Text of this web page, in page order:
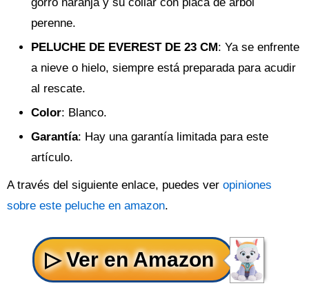
perenne.
PELUCHE DE EVEREST DE 23 CM: Ya se enfrente
a nieve o hielo, siempre está preparada para acudir
al rescate.
Color: Blanco.
Garantía: Hay una garantía limitada para este
artículo.
A través del siguiente enlace, puedes ver opiniones
sobre este peluche en amazon.